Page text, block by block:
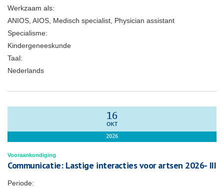
Werkzaam als:
ANIOS, AIOS, Medisch specialist, Physician assistant
Specialisme:
Kindergeneeskunde
Taal:
Nederlands
16
OKT
2026
Vooraankondiging
Communicatie: Lastige interacties voor artsen 2026- III
Periode: